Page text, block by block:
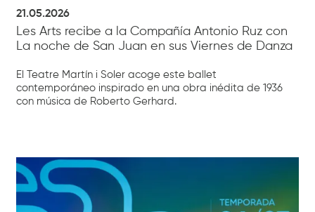
21.05.2026
Les Arts recibe a la Compañía Antonio Ruz con
La noche de San Juan en sus Viernes de Danza
El Teatre Martín i Soler acoge este ballet
contemporáneo inspirado en una obra inédita de 1936
con música de Roberto Gerhard.